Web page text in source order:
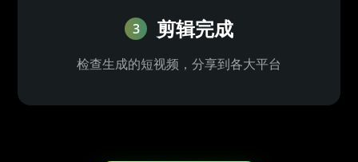
3 剪辑完成
检查生成的短视频，分享到各大平台